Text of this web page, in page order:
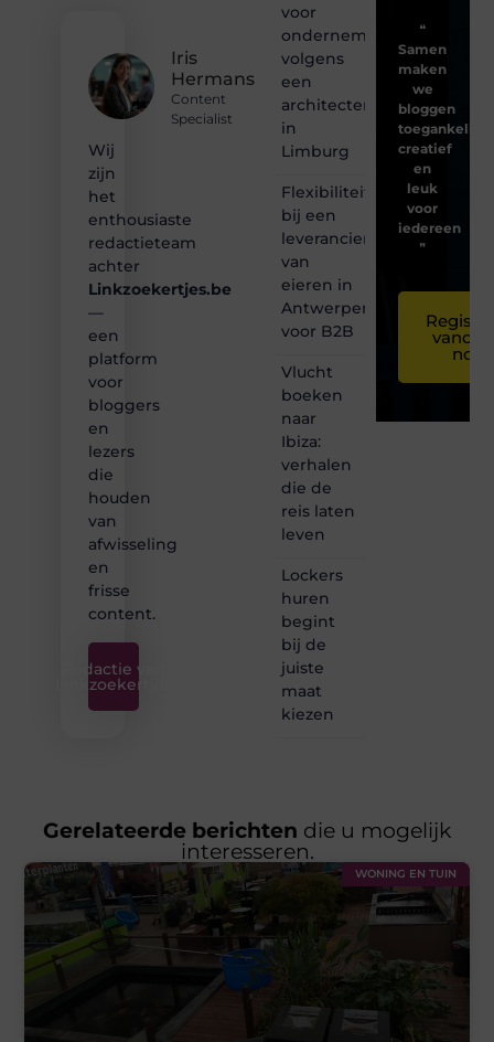
Iris
Hermans
Content
Specialist
Wij
zijn
het
enthousiaste
redactieteam
achter
Linkzoekertjes.be
—
een
platform
voor
bloggers
en
lezers
die
houden
van
afwisseling
en
frisse
content.
Redactie van
Linkzoekertjes
voor
ondernemingen
volgens
een
architectenbureau
in
Limburg
Flexibiliteit
bij een
leverancier
van
eieren in
Antwerpen
voor B2B
Vlucht
boeken
naar
Ibiza:
verhalen
die de
reis laten
leven
Lockers
huren
begint
bij de
juiste
maat
kiezen
❝
Samen
maken
we
bloggen
toegankelijk,
creatief
en
leuk
voor
iedereen
❞
nog
Gerelateerde berichten die u mogelijk
interesseren.
WONING EN TUIN